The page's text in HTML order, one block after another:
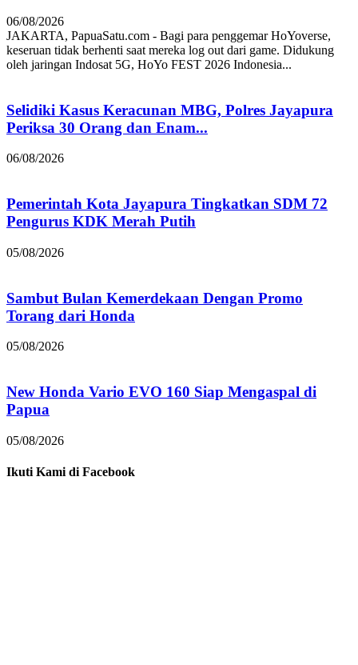
06/08/2026
JAKARTA, PapuaSatu.com - Bagi para penggemar HoYoverse,
keseruan tidak berhenti saat mereka log out dari game. Didukung
oleh jaringan Indosat 5G, HoYo FEST 2026 Indonesia...
Selidiki Kasus Keracunan MBG, Polres Jayapura
Periksa 30 Orang dan Enam...
06/08/2026
Pemerintah Kota Jayapura Tingkatkan SDM 72
Pengurus KDK Merah Putih
05/08/2026
Sambut Bulan Kemerdekaan Dengan Promo
Torang dari Honda
05/08/2026
New Honda Vario EVO 160 Siap Mengaspal di
Papua
05/08/2026
Ikuti Kami di Facebook